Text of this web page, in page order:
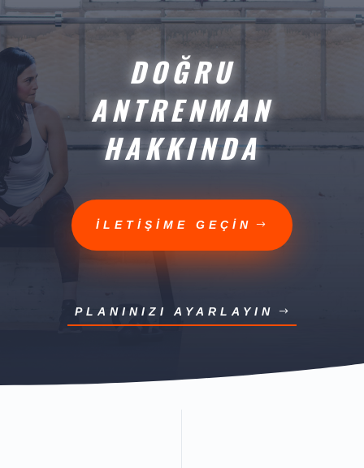
DOĞRU
ANTRENMAN
HAKKINDA
İLETİŞİME GEÇİN
PLANINIZI AYARLAYIN